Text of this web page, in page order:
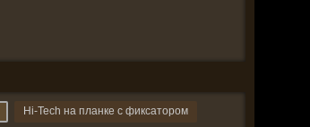
Hi-Tech на планке с фиксатором